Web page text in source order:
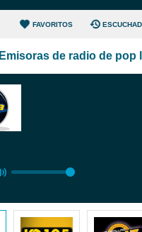
FAVORITOS
Emisoras de radio de pop